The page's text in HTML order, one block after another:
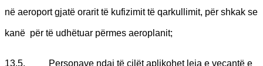
në aeroport gjatë orarit të kufizimit të qarkullimit, për shkak se
kanë për të udhëtuar përmes aeroplanit;
13.5. Personave ndaj të cilët aplikohet leja e veçantë e